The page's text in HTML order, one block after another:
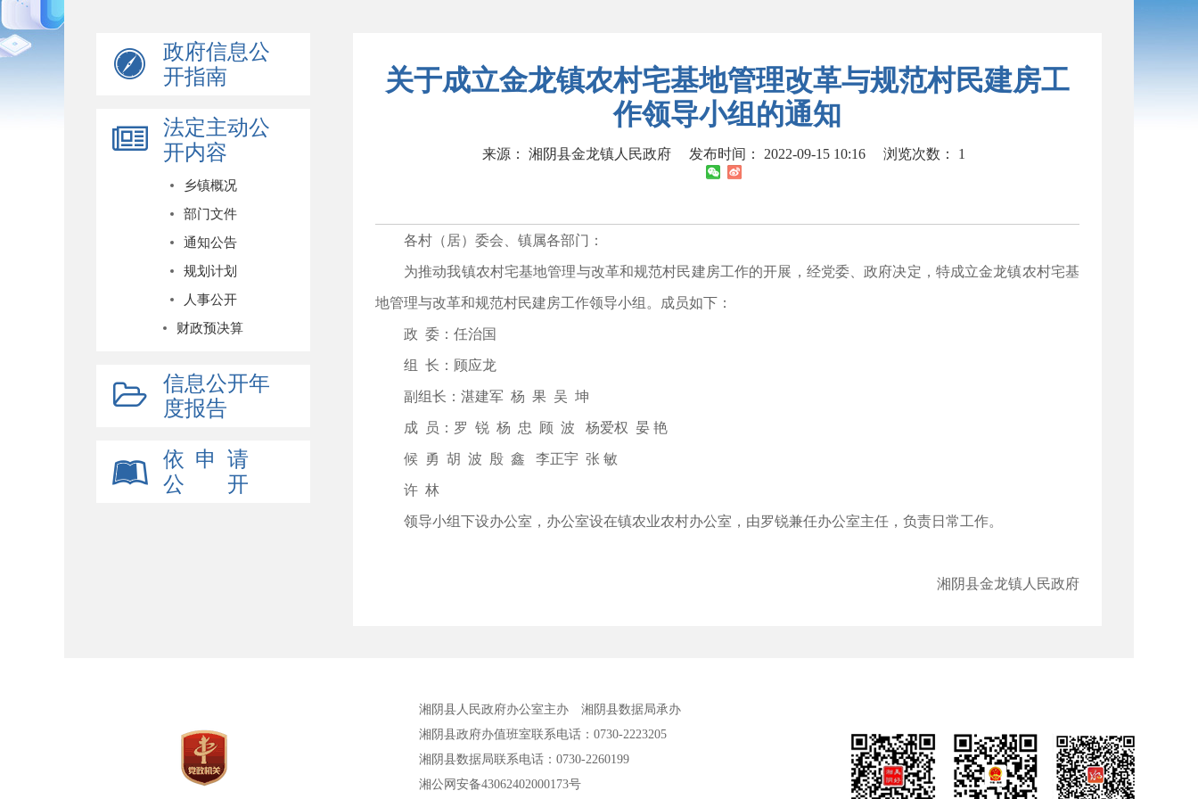
政府信息公
开指南
法定主动公
开内容
乡镇概况
部门文件
通知公告
规划计划
人事公开
财政预决算
信息公开年
度报告
依 申 请
公 开
关于成立金龙镇农村宅基地管理改革与规范村民建房工
作领导小组的通知
来源： 湘阴县金龙镇人民政府 发布时间： 2022-09-15 10:16 浏览次数： 1
各村（居）委会、镇属各部门：
为推动我镇农村宅基地管理与改革和规范村民建房工作的开展，经党委、政府决定，特成立金龙镇农村宅基
地管理与改革和规范村民建房工作领导小组。成员如下：
政 委：任治国
组 长：顾应龙
副组长：湛建军 杨 果 吴 坤
成 员：罗 锐 杨 忠 顾 波 杨爱权 晏 艳
候 勇 胡 波 殷 鑫 李正宇 张 敏
许 林
领导小组下设办公室，办公室设在镇农业农村办公室，由罗锐兼任办公室主任，负责日常工作。
湘阴县金龙镇人民政府
湘阴县人民政府办公室主办
湘阴县数据局承办
湘阴县政府办值班室联系电话：0730-2223205
湘阴县数据局联系电话：0730-2260199
湘公网安备43062402000173号